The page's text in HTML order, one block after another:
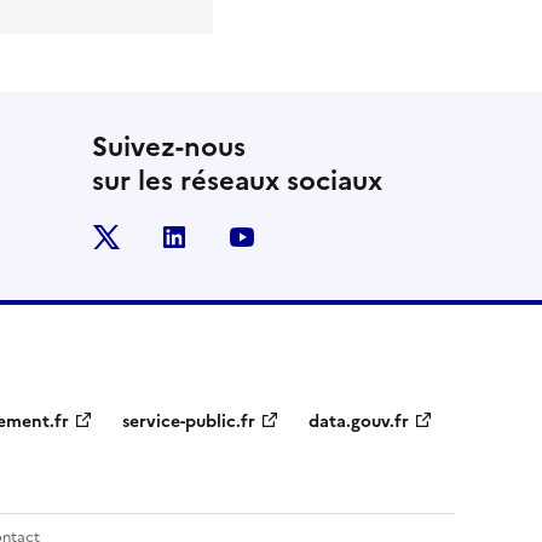
Suivez-nous
sur les réseaux sociaux
linkedin
service-public.fr data.gouv.fr